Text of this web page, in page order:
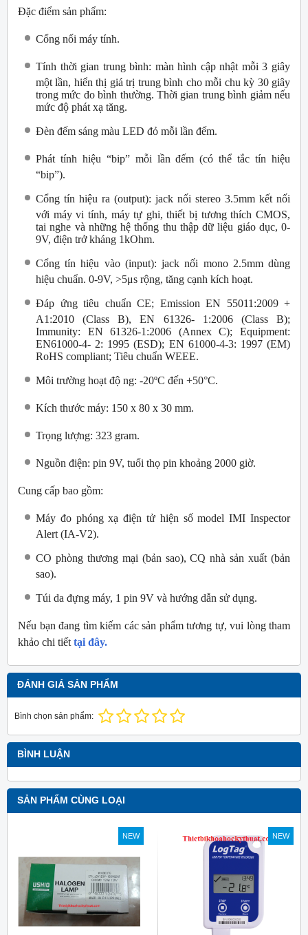
Đặc điểm sản phẩm:
Cổng nối máy tính.
Tính thời gian trung bình: màn hình cập nhật mỗi 3 giây
một lần, hiển thị giá trị trung bình cho mỗi chu kỳ 30 giây
trong mức đo bình thường. Thời gian trung bình giảm nếu
mức độ phát xạ tăng.
Đèn đếm sáng màu LED đỏ mỗi lần đếm.
Phát tính hiệu “bip” mỗi lần đếm (có thể tắc tín hiệu
“bip”).
Cổng tín hiệu ra (output): jack nối stereo 3.5mm kết nối
với máy vi tính, máy tự ghi, thiết bị tương thích CMOS,
tai nghe và những hệ thống thu thập dữ liệu giáo dục, 0-
9V, điện trở kháng 1kOhm.
Cổng tín hiệu vào (input): jack nối mono 2.5mm dùng
hiệu chuẩn. 0-9V, >5μs rộng, tăng cạnh kích hoạt.
Đáp ứng tiêu chuẩn CE; Emission EN 55011:2009 +
A1:2010 (Class B), EN 61326- 1:2006 (Class B);
Immunity: EN 61326-1:2006 (Annex C); Equipment:
EN61000-4- 2: 1995 (ESD); EN 61000-4-3: 1997 (EM)
RoHS compliant; Tiêu chuẩn WEEE.
Môi trường hoạt độ ng: -20ºC đến +50°C.
Kích thước máy: 150 x 80 x 30 mm.
Trọng lượng: 323 gram.
Nguồn điện: pin 9V, tuổi thọ pin khoảng 2000 giờ.
Cung cấp bao gồm:
Máy đo phóng xạ điện tử hiện số model IMI Inspector
Alert (IA-V2).
CO phòng thương mại (bản sao), CQ nhà sản xuất (bản
sao).
Túi da đựng máy, 1 pin 9V và hướng dẫn sử dụng.
Nếu bạn đang tìm kiếm các sản phẩm tương tự, vui lòng tham
khảo chi tiết tại đây.
ĐÁNH GIÁ SẢN PHẨM
Bình chọn sản phẩm:
BÌNH LUẬN
SẢN PHẨM CÙNG LOẠI
NEW NEW